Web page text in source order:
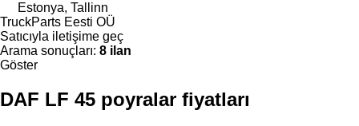
Estonya, Tallinn
TruckParts Eesti OÜ
Satıcıyla iletişime geç
Arama sonuçları: 8 ilan
Göster
DAF LF 45 poyralar fiyatları